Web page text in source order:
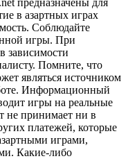
в азартных играх
Соблюдайте
игры. При
зависимости
Помните, что
являться источником
Информационный
игры на реальные
не принимает ни в
платежей, которые
играми,
Какие-либо